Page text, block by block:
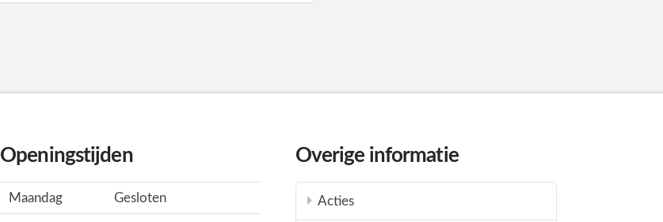
Openingstijden
Maandag Gesloten
Overige informatie
Acties